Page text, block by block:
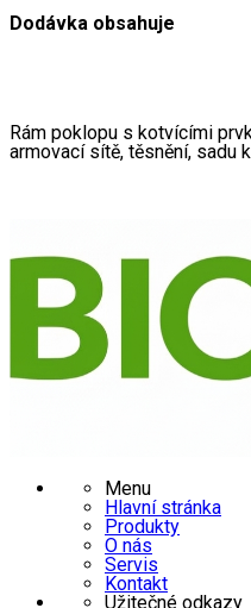
Dodávka obsahuje
Rám poklopu s kotvícími
armovací sítě, těsnění, sadu
Menu
Hlavní stránka
Produkty
O nás
Servis
Kontakt
Užitečné odkazy